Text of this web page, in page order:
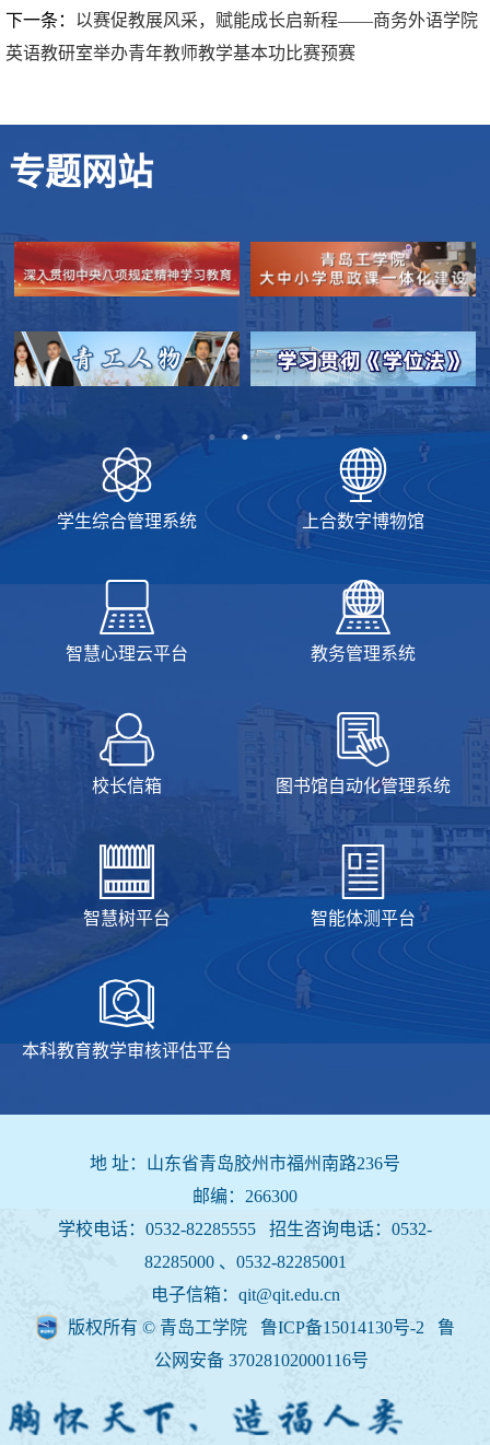
下一条： 以赛促教展风采，赋能成长启新程——商务外语学院
英语教研室举办青年教师教学基本功比赛预赛
专题网站
学生综合管理系统 上合数字博物馆
智慧心理云平台 教务管理系统
校长信箱 图书馆自动化管理系统
智慧树平台 智能体测平台
本科教育教学审核评估平台
地 址：山东省青岛胶州市福州南路236号
邮编：266300
学校电话：0532-82285555 招生咨询电话： 0532-
82285000 、0532-82285001
电子信箱：qit@qit.edu.cn
版权所有 © 青岛工学院 鲁ICP备15014130号-2
鲁
公网安备 37028102000116号